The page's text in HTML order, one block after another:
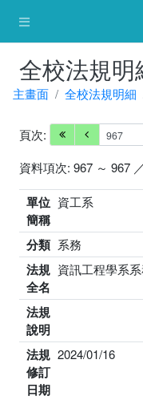
全校法規明
主畫面 全校法規明細
頁次:
資料項次: 967 ～ 967
單位
簡稱
資工系
分類 系務
法規
全名
資訊工程學系
法規
說明
法規
修訂
日期
2024/01/16